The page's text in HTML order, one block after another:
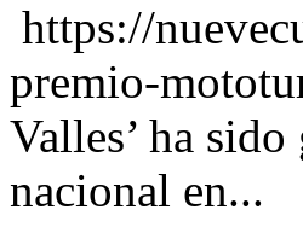
https://
premio-
Valles’ ha
nacional en...